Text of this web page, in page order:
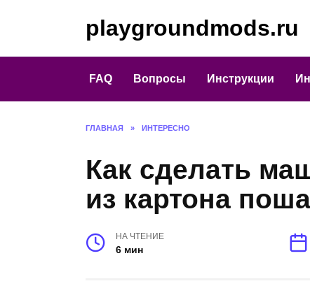
playgroundmods.ru
FAQ Вопросы Инструкции
ГЛАВНАЯ » ИНТЕРЕСНО
Как сделать
из картона
НА ЧТЕНИЕ
6 мин